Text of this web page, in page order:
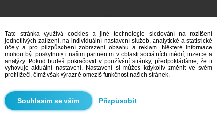
Vyhledávání
Tato stránka využívá cookies a jiné technologie sledování na rozlišení
jednotlivých zařízení, na individuální nastavení služeb, analytické a statistické
účely a pro přizpůsobení zobrazení obsahu a reklam. Některé informace
mohou být poskytnuty i našim partnerům v oblasti sociálních médií, inzerce a
analýzy. Pokud budeš pokračovat v používání stránky, předpokládáme, že ti
vyhovuje aktuální nastavení. Nastavení si můžeš kdykoliv změnit ve svém
prohlížeči, čímž však výrazně omezíš funkčnost našich stránek.
Přizpůsobit